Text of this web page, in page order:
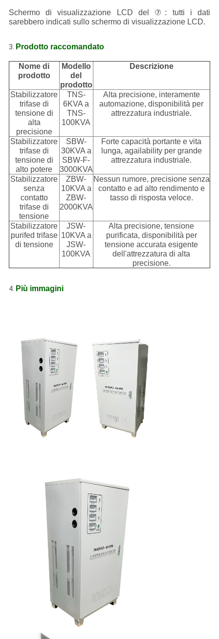
Schermo di visualizzazione LCD del ⑦: tutti i dati
sarebbero indicati sullo schermo di visualizzazione LCD.
3. Prodotto raccomandato
Nome di
prodotto
Modello
del
prodotto
Descrizione
Stabilizzatore
trifase di
tensione di
alta
precisione
TNS-
6KVA a
TNS-
100KVA
Alta precisione, interamente
automazione, disponibilità per
attrezzatura industriale.
Stabilizzatore
trifase di
tensione di
alto potere
SBW-
30KVA a
SBW-F-
3000KVA
Forte capacità portante e vita
lunga, agailability per grande
attrezzatura industriale.
Stabilizzatore
senza
contatto
trifase di
tensione
ZBW-
10KVA a
ZBW-
2000KVA
Nessun rumore, precisione senza
contatto e ad alto rendimento e
tasso di risposta veloce.
Stabilizzatore
purifed trifase
di tensione
JSW-
10KVA a
JSW-
100KVA
Alta precisione, tensione
purificata, disponibilità per
tensione accurata esigente
dell'attrezzatura di alta
precisione.
4. Più immagini